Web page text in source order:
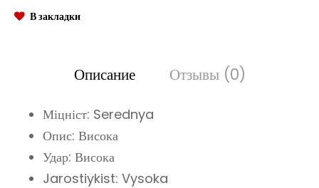
В закладки
Описание Отзывы (0)
Міцніст: Serednya
Опис: Висока
Удар: Висока
Jarostiykist: Vysoka